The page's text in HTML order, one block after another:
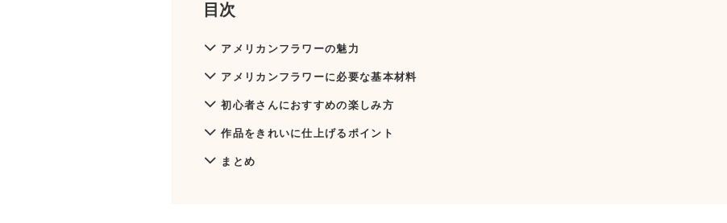
目次
アメリカンフラワーの魅力
アメリカンフラワーに必要な基本材料
初心者さんにおすすめの楽しみ方
作品をきれいに仕上げるポイント
まとめ